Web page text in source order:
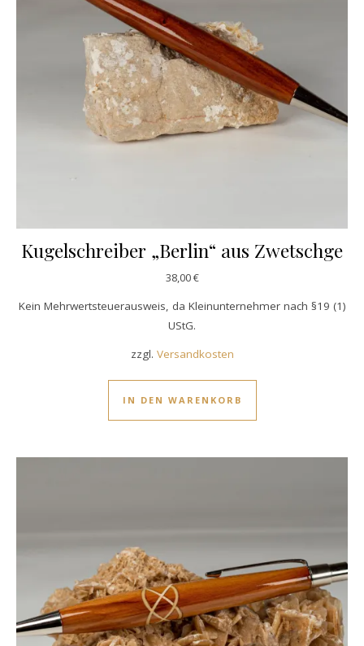
Kugelschreiber „Berlin“ aus Zwetschge
38,00€
Kein Mehrwertsteuerausweis, da Kleinunternehmer nach §19 (1)
UStG.
zzgl. Versandkosten
IN DEN WARENKORB